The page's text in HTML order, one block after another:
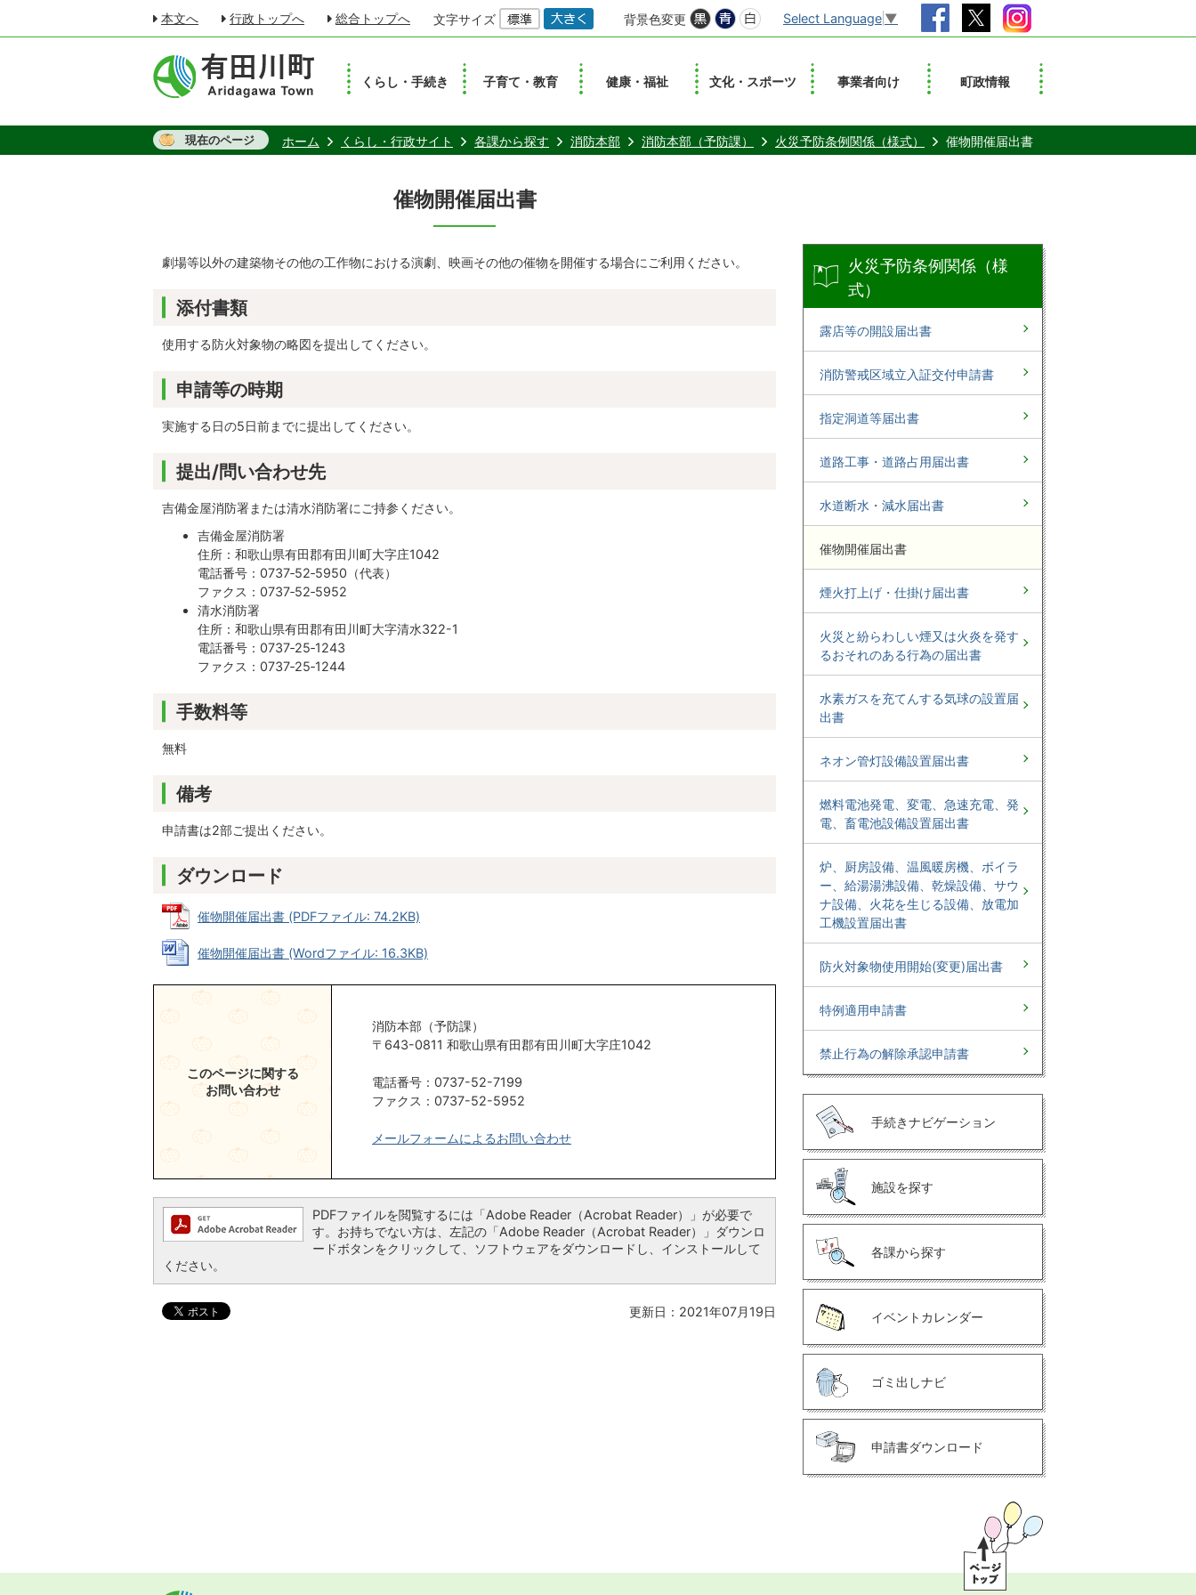
本文へ 行政トップへ 総合トップへ 文字サイズ 背景色変更 Select Language ▼
くらし・手続き 子育て・教育 健康・福祉 文化・スポーツ 事業者向け 町政情報
現在のページ ホーム くらし・行政サイト 各課から探す 消防本部 消防本部（予防課） 火災予防条例関係（様式） 催物開催届出書
催物開催届出書
劇場等以外の建築物その他の工作物における演劇、映画その他の催物を開催する場合にご利用ください。
添付書類
使用する防火対象物の略図を提出してください。
申請等の時期
実施する日の5日前までに提出してください。
提出/問い合わせ先
吉備金屋消防署または清水消防署にご持参ください。
吉備金屋消防署
住所：和歌山県有田郡有田川町大字庄1042
電話番号：0737‐52‐5950（代表）
ファクス：0737‐52‐5952
清水消防署
住所：和歌山県有田郡有田川町大字清水322-1
電話番号：0737‐25‐1243
ファクス：0737‐25‐1244
手数料等
無料
備考
申請書は2部ご提出ください。
ダウンロード
催物開催届出書 (PDFファイル: 74.2KB)
催物開催届出書 (Wordファイル: 16.3KB)
このページに関する
お問い合わせ
消防本部（予防課）
〒643-0811 和歌山県有田郡有田川町大字庄1042
電話番号：0737-52-7199
ファクス：0737-52-5952
メールフォームによるお問い合わせ
PDFファイルを閲覧するには「Adobe Reader（Acrobat Reader）」が必要で
す。お持ちでない方は、左記の「Adobe Reader（Acrobat Reader）」ダウンロ
ードボタンをクリックして、ソフトウェアをダウンロードし、インストールして
ください。
更新日：2021年07月19日
火災予防条例関係（様
式）
露店等の開設届出書
消防警戒区域立入証交付申請書
指定洞道等届出書
道路工事・道路占用届出書
水道断水・減水届出書
催物開催届出書
煙火打上げ・仕掛け届出書
火災と紛らわしい煙又は火炎を発す
るおそれのある行為の届出書
水素ガスを充てんする気球の設置届
出書
ネオン管灯設備設置届出書
燃料電池発電、変電、急速充電、発
電、畜電池設備設置届出書
炉、厨房設備、温風暖房機、ボイラ
ー、給湯湯沸設備、乾燥設備、サウ
ナ設備、火花を生じる設備、放電加
工機設置届出書
防火対象物使用開始(変更)届出書
特例適用申請書
禁止行為の解除承認申請書
手続きナビゲーション
施設を探す
各課から探す
イベントカレンダー
ゴミ出しナビ
申請書ダウンロード
ッ